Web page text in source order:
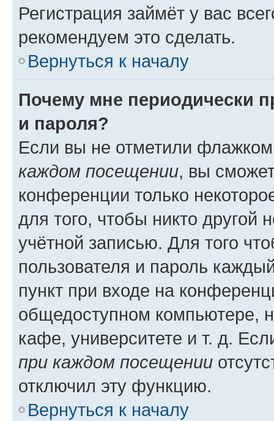
Регистрация займёт у вас
рекомендуем это сделать.
Вернуться к началу
Почему мне периодически
и пароля?
Если вы не отметили
каждом посещении, вы
конференции только
для того, чтобы никто другой
учётной записью. Для того
пользователя и пароль
пункт при входе на
общедоступном компьютере,
кафе, университете и т. д.
при каждом посещении
отключил эту функцию.
Вернуться к началу